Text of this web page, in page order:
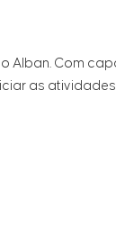
Alban. Com
as